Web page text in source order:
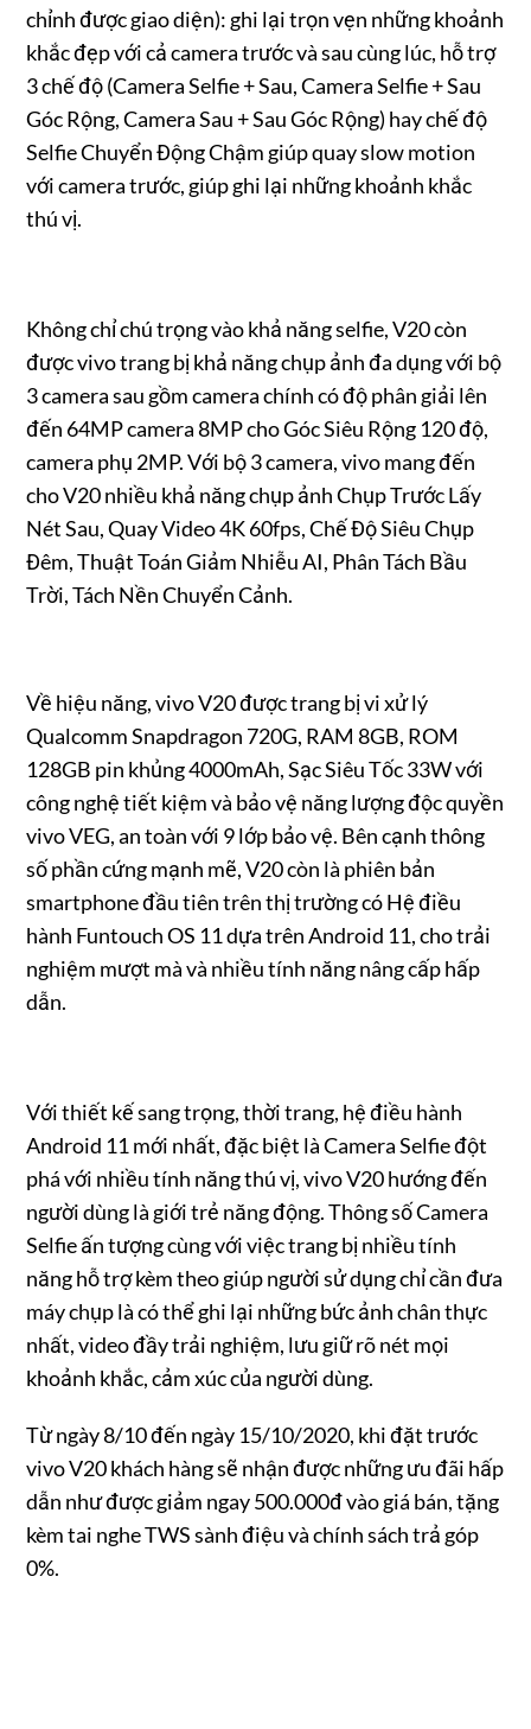
chỉnh được giao diện): ghi lại trọn vẹn những khoảnh
khắc đẹp với cả camera trước và sau cùng lúc, hỗ trợ
3 chế độ (Camera Selfie + Sau, Camera Selfie + Sau
Góc Rộng, Camera Sau + Sau Góc Rộng) hay chế độ
Selfie Chuyển Động Chậm giúp quay slow motion
với camera trước, giúp ghi lại những khoảnh khắc
thú vị.
Không chỉ chú trọng vào khả năng selfie, V20 còn
được vivo trang bị khả năng chụp ảnh đa dụng với bộ
3 camera sau gồm camera chính có độ phân giải lên
đến 64MP camera 8MP cho Góc Siêu Rộng 120 độ,
camera phụ 2MP. Với bộ 3 camera, vivo mang đến
cho V20 nhiều khả năng chụp ảnh Chụp Trước Lấy
Nét Sau, Quay Video 4K 60fps, Chế Độ Siêu Chụp
Đêm, Thuật Toán Giảm Nhiễu AI, Phân Tách Bầu
Trời, Tách Nền Chuyển Cảnh.
Về hiệu năng, vivo V20 được trang bị vi xử lý
Qualcomm Snapdragon 720G, RAM 8GB, ROM
128GB pin khủng 4000mAh, Sạc Siêu Tốc 33W với
công nghệ tiết kiệm và bảo vệ năng lượng độc quyền
vivo VEG, an toàn với 9 lớp bảo vệ. Bên cạnh thông
số phần cứng mạnh mẽ, V20 còn là phiên bản
smartphone đầu tiên trên thị trường có Hệ điều
hành Funtouch OS 11 dựa trên Android 11, cho trải
nghiệm mượt mà và nhiều tính năng nâng cấp hấp
dẫn.
Với thiết kế sang trọng, thời trang, hệ điều hành
Android 11 mới nhất, đặc biệt là Camera Selfie đột
phá với nhiều tính năng thú vị, vivo V20 hướng đến
người dùng là giới trẻ năng động. Thông số Camera
Selfie ấn tượng cùng với việc trang bị nhiều tính
năng hỗ trợ kèm theo giúp người sử dụng chỉ cần đưa
máy chụp là có thể ghi lại những bức ảnh chân thực
nhất, video đầy trải nghiệm, lưu giữ rõ nét mọi
khoảnh khắc, cảm xúc của người dùng.
Từ ngày 8/10 đến ngày 15/10/2020, khi đặt trước
vivo V20 khách hàng sẽ nhận được những ưu đãi hấp
dẫn như được giảm ngay 500.000đ vào giá bán, tặng
kèm tai nghe TWS sành điệu và chính sách trả góp
0%.